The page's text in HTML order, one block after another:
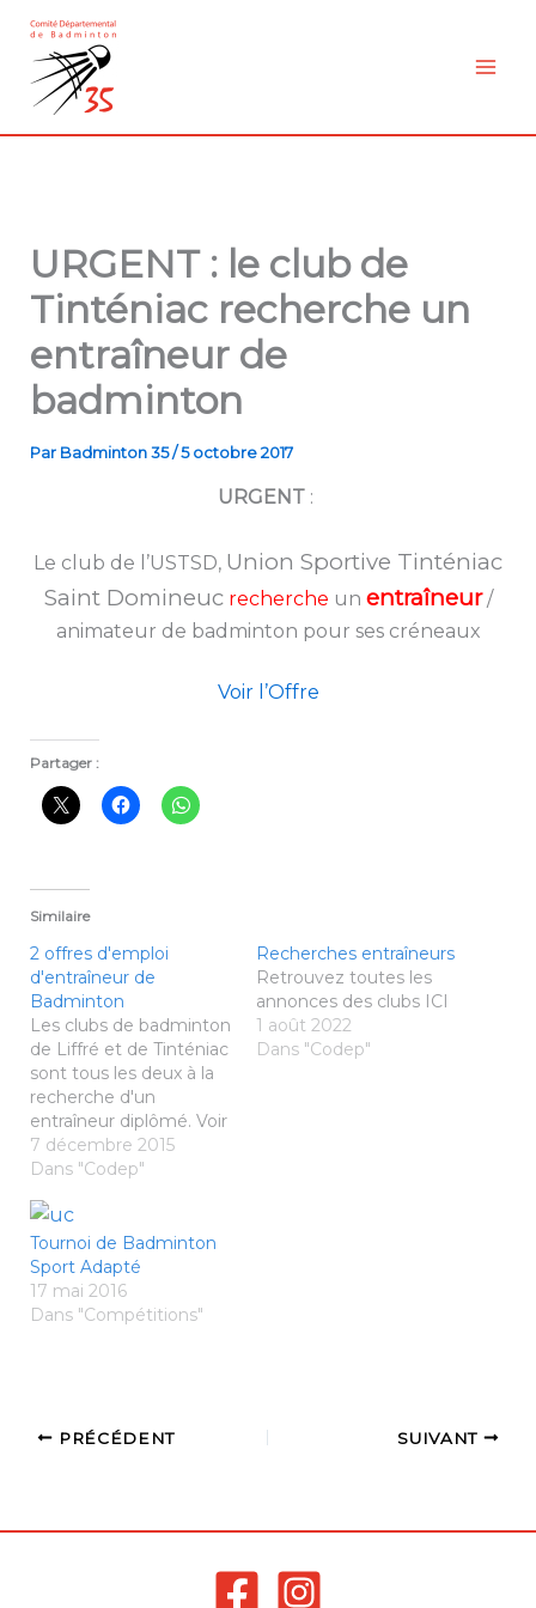
contenu
URGENT : le club de
Tinténiac recherche un
entraîneur de
badminton
Par Badminton 35/5 octobre 2017
URGENT :
Le club de l’USTSD, Union Sportive Tinténiac
Saint Domineuc recherche un entraîneur /
animateur de badminton pour ses créneaux
Voir l’Offre
Partager :
Similaire
2 offres d'emploi
d'entraîneur de
Badminton
Les clubs de badminton
de Liffré et de Tinténiac
sont tous les deux à la
recherche d'un
entraîneur diplômé. Voir
les offres
7 décembre 2015
Dans "Codep"
Recherches entraîneurs
Retrouvez toutes les
annonces des clubs ICI
1 août 2022
Dans "Codep"
Tournoi de Badminton
Sport Adapté
17 mai 2016
Dans "Compétitions"
PRÉCÉDENT SUIVANT